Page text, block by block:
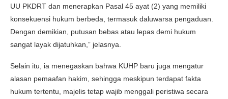
UU PKDRT dan menerapkan Pasal 45 ayat (2) yang memiliki
konsekuensi hukum berbeda, termasuk daluwarsa pengaduan.
Dengan demikian, putusan bebas atau lepas demi hukum
sangat layak dijatuhkan,” jelasnya.
Selain itu, ia menegaskan bahwa KUHP baru juga mengatur
alasan pemaafan hakim, sehingga meskipun terdapat fakta
hukum tertentu, majelis tetap wajib menggali peristiwa secara